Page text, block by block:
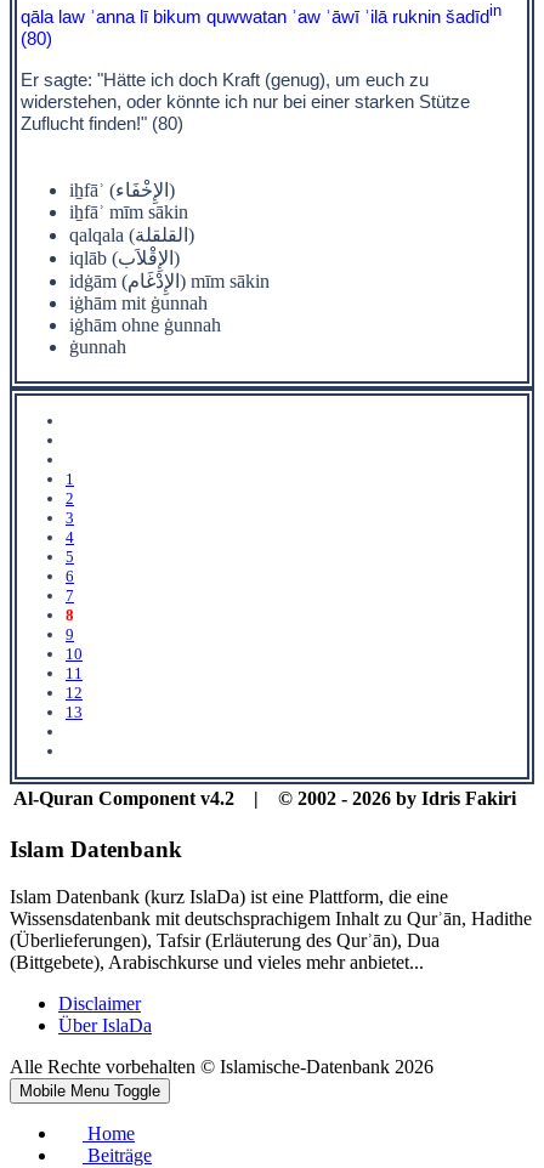
qāla law ʾanna lī bikum quwwatan ʾaw ʾāwī ʾilā ruknin šadīdin
(80)
Er sagte: "Hätte ich doch Kraft (genug), um euch zu
widerstehen, oder könnte ich nur bei einer starken Stütze
Zuflucht finden!" (80)
iẖfāʾ (الإِخْفَاء)
iẖfāʾ mīm sākin
qalqala (القلقلة)
iqlāb (الإِقْلاَب)
idġām (الإِدْغَام) mīm sākin
iġhām mit ġunnah
iġhām ohne ġunnah
ġunnah
1
2
3
4
5
6
7
8
9
10
11
12
13
Al-Quran Component v4.2 | © 2002 - 2026 by Idris Fakiri
Islam Datenbank
Islam Datenbank (kurz IslaDa) ist eine Plattform, die eine
Wissensdatenbank mit deutschsprachigem Inhalt zu Qurʾān, Hadithe
(Überlieferungen), Tafsir (Erläuterung des Qurʾān), Dua
(Bittgebete), Arabischkurse und vieles mehr anbietet...
Disclaimer
Über IslaDa
Alle Rechte vorbehalten © Islamische-Datenbank 2026
Mobile Menu Toggle
Home
Beiträge